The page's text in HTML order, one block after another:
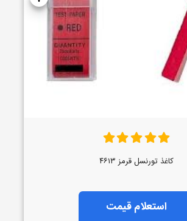
کاغذ تورنسل قرمز ۴۶۱۳
استعلام قیمت